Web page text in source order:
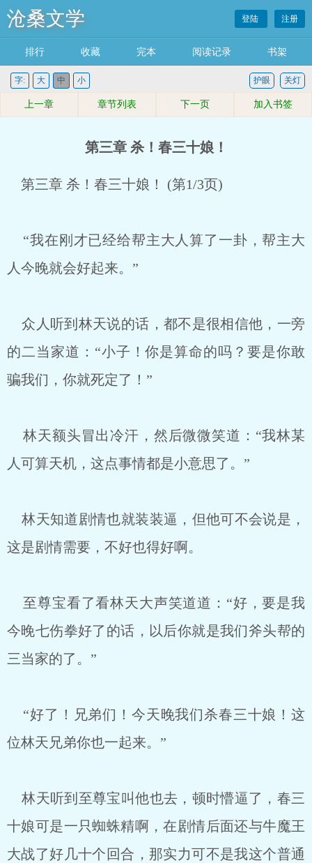
沧桑文学 登陆 注册
排行 收藏 完本 阅读记录 书架
字: 大 中 小 关灯
护眼
上一章 章节列表 下一页 加入书签
第三章 杀！春三十娘！
第三章 杀！春三十娘！ (第1/3页)
“我在刚才已经给帮主大人算了一卦，帮主大
人今晚就会好起来。”
众人听到林天说的话，都不是很相信他，一旁
的二当家道：“小子！你是算命的吗？要是你敢
骗我们，你就死定了！”
林天额头冒出冷汗，然后微微笑道：“我林某
人可算天机，这点事情都是小意思了。”
林天知道剧情也就装装逼，但他可不会说是，
这是剧情需要，不好也得好啊。
至尊宝看了看林天大声笑道道：“好，要是我
今晚七伤拳好了的话，以后你就是我们斧头帮的
三当家的了。”
“好了！兄弟们！今天晚我们杀春三十娘！这
位林天兄弟你也一起来。”
林天听到至尊宝叫他也去，顿时懵逼了，春三
十娘可是一只蜘蛛精啊，在剧情后面还与牛魔王
大战了好几十个回合，那实力可不是我这个普通